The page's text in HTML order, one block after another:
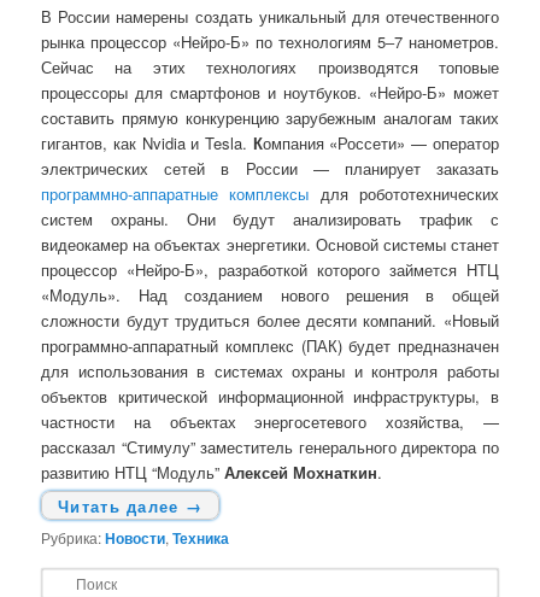
В России намерены создать уникальный для отечественного
рынка процессор «Нейро-Б» по технологиям 5‒7 нанометров.
Сейчас на этих технологиях производятся топовые
процессоры для смартфонов и ноутбуков. «Нейро-Б» может
составить прямую конкуренцию зарубежным аналогам таких
гигантов, как Nvidia и Tesla. Компания «Россети» — оператор
электрических сетей в России — планирует заказать
программно-аппаратные комплексы для робототехнических
систем охраны. Они будут анализировать трафик с
видеокамер на объектах энергетики. Основой системы станет
процессор «Нейро-Б», разработкой которого займется НТЦ
«Модуль». Над созданием нового решения в общей
сложности будут трудиться более десяти компаний. «Новый
программно-аппаратный комплекс (ПАК) будет предназначен
для использования в системах охраны и контроля работы
объектов критической информационной инфраструктуры, в
частности на объектах энергосетевого хозяйства, —
рассказал “Стимулу” заместитель генерального директора по
развитию НТЦ “Модуль”Алексей Мохнаткин.
Читать далее →
Рубрика:Новости,Техника